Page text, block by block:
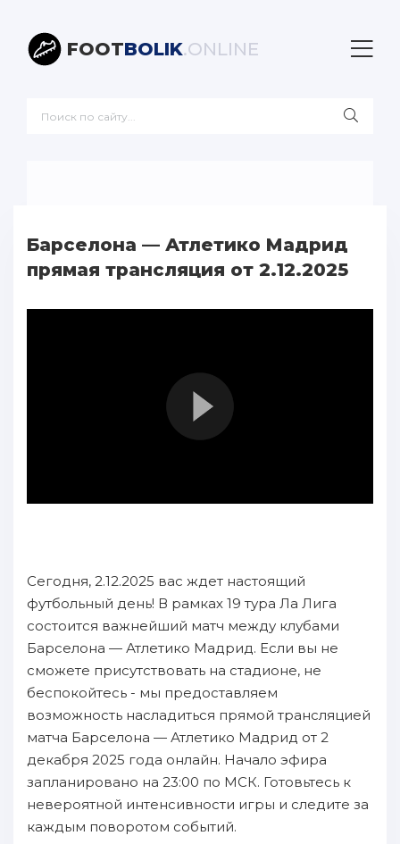
FOOTBOLIK.ONLINE
Барселона — Атлетико Мадрид
прямая трансляция от 2.12.2025
Сегодня, 2.12.2025 вас ждет настоящий
футбольный день! В рамках 19 тура Ла Лига
состоится важнейший матч между клубами
Барселона — Атлетико Мадрид. Если вы не
сможете присутствовать на стадионе, не
беспокойтесь - мы предоставляем
возможность насладиться прямой трансляцией
матча Барселона — Атлетико Мадрид от 2
декабря 2025 года онлайн. Начало эфира
запланировано на 23:00 по МСК. Готовьтесь к
невероятной интенсивности игры и следите за
каждым поворотом событий.